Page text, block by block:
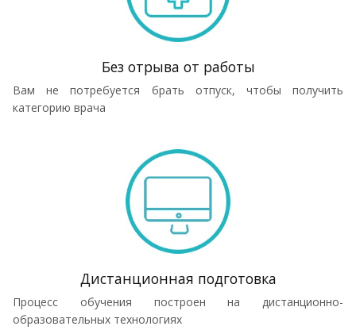
Без отрыва от работы
Вам не потребуется брать отпуск, чтобы получить
категорию врача
Дистанционная подготовка
Процесс обучения построен на дистанционно-
образовательных технологиях